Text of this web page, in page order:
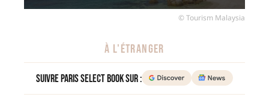
© Tourism Malaysia
À L'ÉTRANGER
Suivre Paris Select Book sur :